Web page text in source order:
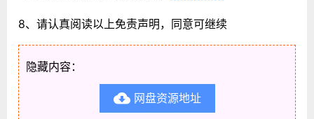
8、请认真阅读以上免责声明，同意可继续
隐藏内容：
网盘资源地址